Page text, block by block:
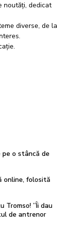
noutăți, dedicat
diverse, de la
pe o stâncă de
online, folosită
Tromso! ”Îi dau
de antrenor